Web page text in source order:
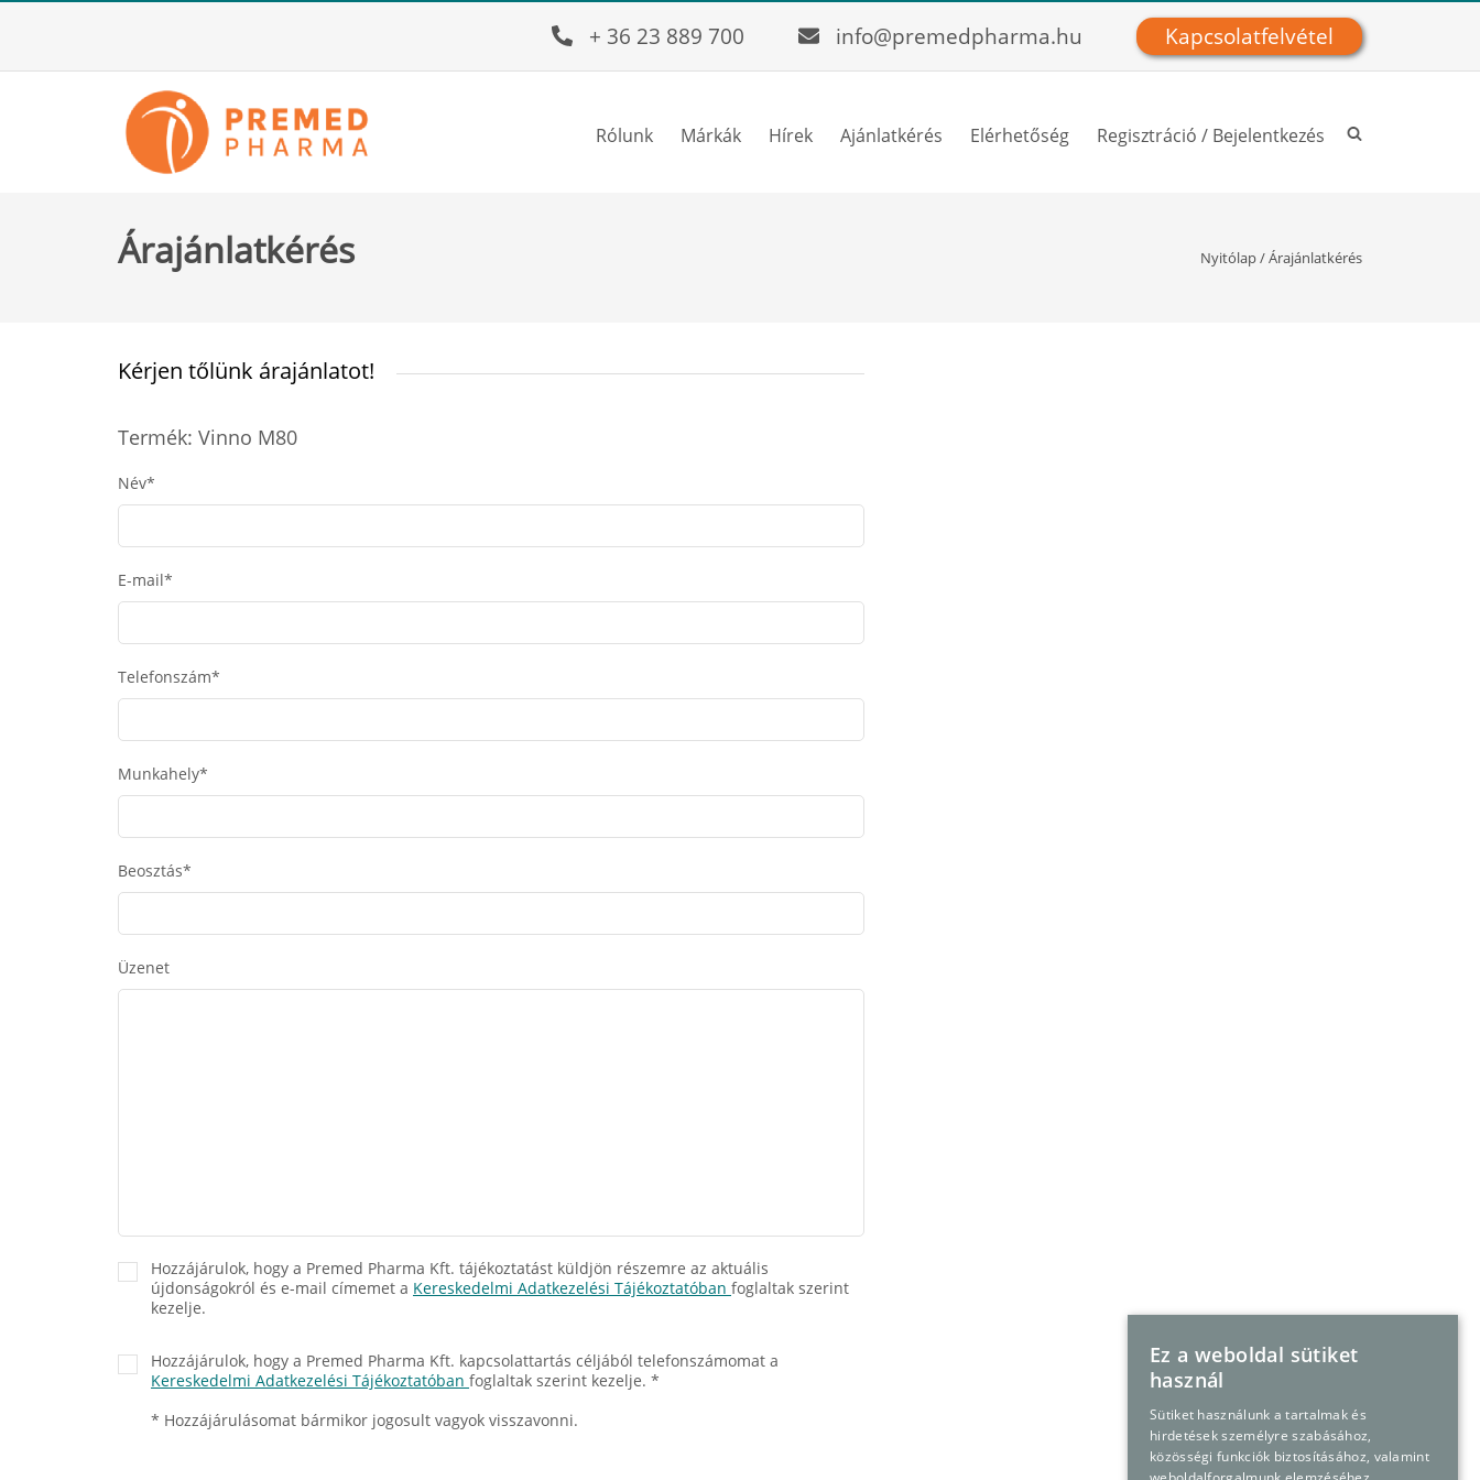
+ 36 23 889 700 info@premedpharma.hu Kapcsolatfelvétel
Rólunk Márkák Hírek Ajánlatkérés Elérhetőség Regisztráció / Bejelentkezés
Árajánlatkérés Nyitólap/Árajánlatkérés
Kérjen tőlünk árajánlatot!
Termék: Vinno M80
Név*
E-mail*
Telefonszám*
Munkahely*
Beosztás*
Üzenet
Hozzájárulok, hogy a Premed Pharma Kft. tájékoztatást küldjön részemre az aktuális
újdonságokról és e-mail címemet a Kereskedelmi Adatkezelési Tájékoztatóban foglaltak szerint
kezelje.
Hozzájárulok, hogy a Premed Pharma Kft. kapcsolattartás céljából telefonszámomat a
Kereskedelmi Adatkezelési Tájékoztatóban foglaltak szerint kezelje. *
* Hozzájárulásomat bármikor jogosult vagyok visszavonni.
Ez a weboldal sütiket
használ
Sütiket használunk a tartalmak és
hirdetések személyre szabásához,
közösségi funkciók biztosításához, valamint